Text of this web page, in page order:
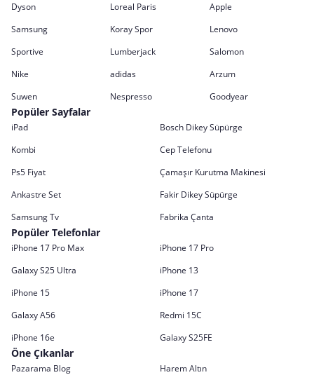
Dyson
Loreal Paris
Apple
Samsung
Koray Spor
Lenovo
Sportive
Lumberjack
Salomon
Nike
adidas
Arzum
Suwen
Nespresso Goodyear
Popüler Sayfalar
iPad
Bosch Dikey Süpürge
Kombi
Cep Telefonu
Ps5 Fiyat
Çamaşır Kurutma Makinesi
Ankastre Set
Fakir Dikey Süpürge
Samsung Tv
Fabrika Çanta
Popüler Telefonlar
iPhone 17 Pro Max
iPhone 17 Pro
Galaxy S25 Ultra
iPhone 13
iPhone 15
iPhone 17
Galaxy A56
Redmi 15C
iPhone 16e
Galaxy S25FE
Öne Çıkanlar
Pazarama Blog
Harem Altın